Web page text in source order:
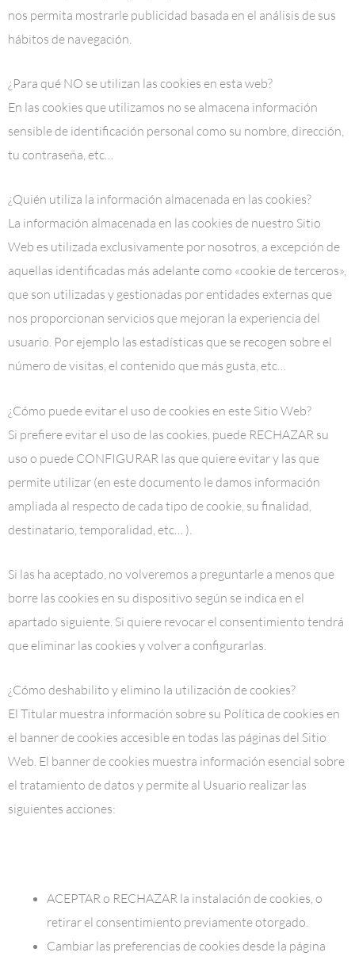
nos permita mostrarle publicidad basada en el análisis de sus
hábitos de navegación.
¿Para qué NO se utilizan las cookies en esta web?
En las cookies que utilizamos no se almacena información
sensible de identificación personal como su nombre, dirección,
tu contraseña, etc…
¿Quién utiliza la información almacenada en las cookies?
La información almacenada en las cookies de nuestro Sitio
Web es utilizada exclusivamente por nosotros, a excepción de
aquellas identificadas más adelante como «cookie de terceros»,
que son utilizadas y gestionadas por entidades externas que
nos proporcionan servicios que mejoran la experiencia del
usuario. Por ejemplo las estadísticas que se recogen sobre el
número de visitas, el contenido que más gusta, etc…
¿Cómo puede evitar el uso de cookies en este Sitio Web?
Si prefiere evitar el uso de las cookies, puede RECHAZAR su
uso o puede CONFIGURAR las que quiere evitar y las que
permite utilizar (en este documento le damos información
ampliada al respecto de cada tipo de cookie, su finalidad,
destinatario, temporalidad, etc… ).
Si las ha aceptado, no volveremos a preguntarle a menos que
borre las cookies en su dispositivo según se indica en el
apartado siguiente. Si quiere revocar el consentimiento tendrá
que eliminar las cookies y volver a configurarlas.
¿Cómo deshabilito y elimino la utilización de cookies?
El Titular muestra información sobre su Política de cookies en
el banner de cookies accesible en todas las páginas del Sitio
Web. El banner de cookies muestra información esencial sobre
el tratamiento de datos y permite al Usuario realizar las
siguientes acciones:
ACEPTAR o RECHAZAR la instalación de cookies, o
retirar el consentimiento previamente otorgado.
Cambiar las preferencias de cookies desde la página